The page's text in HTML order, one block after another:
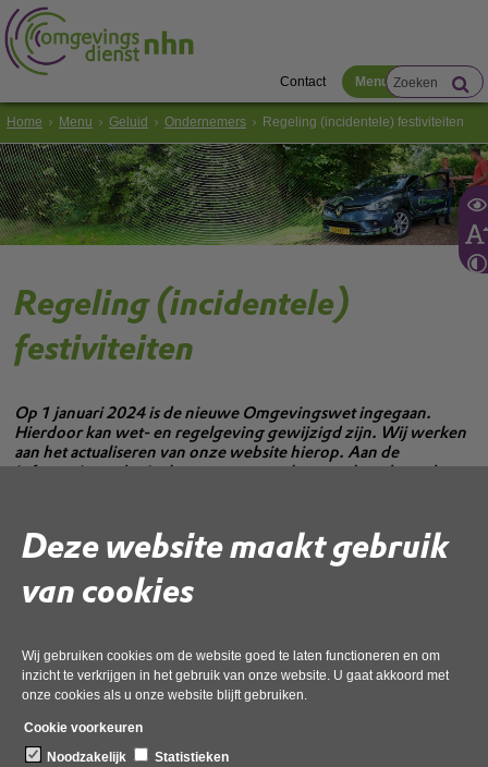
Deze website maakt gebruik
van cookies
Wij gebruiken cookies om de website goed te laten functioneren en om
inzicht te verkrijgen in het gebruik van onze website. U gaat akkoord met
onze cookies als u onze website blijft gebruiken.
Cookie voorkeuren
Noodzakelijk
Statistieken
Contact Menu
Home Menu Geluid Ondernemers Regeling (incidentele) festiviteiten
Regeling (incidentele)
festiviteiten
Op 1 januari 2024 is de nieuwe Omgevingswet ingegaan.
Hierdoor kan wet- en regelgeving gewijzigd zijn. Wij werken
aan het actualiseren van onze website hierop. Aan de
informatie op de site kunnen geen rechten ontleend worden.
incidentele festiviteiten.
Geluid bij festiviteiten
Deel deze pagina